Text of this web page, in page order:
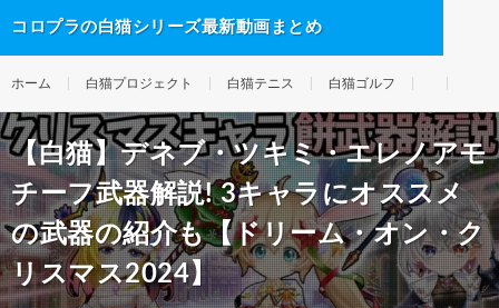
コロプラの白猫シリーズ最新動画まとめ
ホーム 白猫プロジェクト 白猫テニス 白猫ゴルフ
【白猫】デネブ・ツキミ・エレノアモ
チーフ武器解説! 3キャラにオススメ
の武器の紹介も【ドリーム・オン・ク
リスマス2024】